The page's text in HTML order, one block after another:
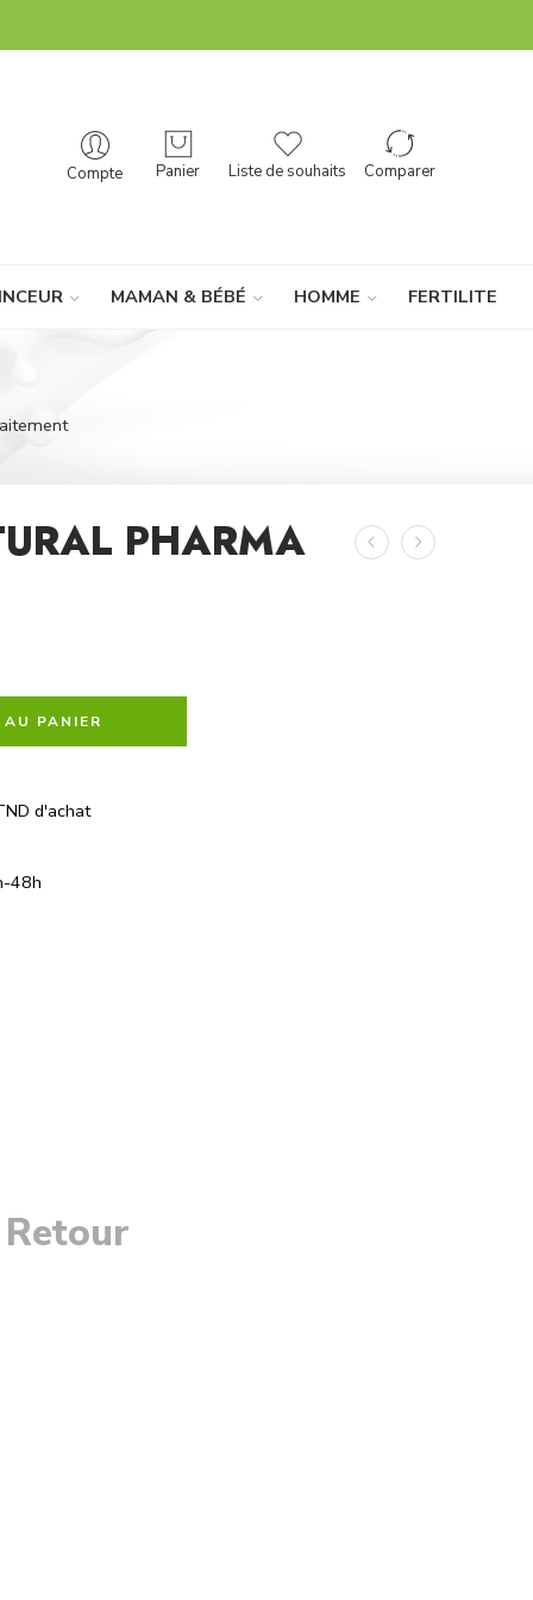
Compte Panier Liste de souhaits Comparer
MAMAN & BÉBÉ HOMME FERTILITE
PHARMA
PANIER
d'achat
48h